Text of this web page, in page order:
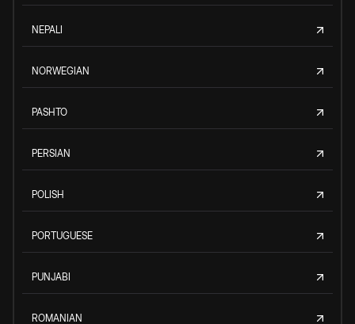
NEPALI
NORWEGIAN
PASHTO
PERSIAN
POLISH
PORTUGUESE
PUNJABI
ROMANIAN